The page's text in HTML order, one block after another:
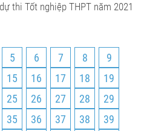
thi Tốt nghiệp THPT năm 2021
5 6 7 8
9
15 16 17 18
19
25 26 27 28
29
35 36 37 38
39